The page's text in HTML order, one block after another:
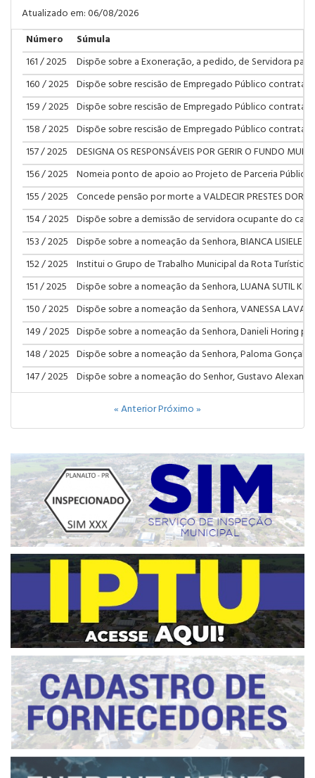
Atualizado em: 06/08/2026
Número
Súmula
161 / 2025 Dispõe sobre a Exoneração, a pedido, de Servidora
160 / 2025 Dispõe sobre rescisão de Empregado Público
159 / 2025 Dispõe sobre rescisão de Empregado Público
158 / 2025 Dispõe sobre rescisão de Empregado Público
157 / 2025 DESIGNA OS RESPONSÁVEIS POR GERIR O FUNDO
156 / 2025 Nomeia ponto de apoio ao Projeto de Parceria Público
155 / 2025 Concede pensão por morte a VALDECIR PRESTES
154 / 2025 Dispõe sobre a demissão de servidora ocupante do
153 / 2025 Dispõe sobre a nomeação da Senhora, BIANCA LISIELE
152 / 2025 Institui o Grupo de Trabalho Municipal da Rota Turística
151 / 2025 Dispõe sobre a nomeação da Senhora, LUANA SUTIL
150 / 2025 Dispõe sobre a nomeação da Senhora, VANESSA
149 / 2025 Dispõe sobre a nomeação da Senhora, Danieli Horing
148 / 2025 Dispõe sobre a nomeação da Senhora, Paloma
147 / 2025 Dispõe sobre a nomeação do Senhor, Gustavo
« AnteriorPróximo »